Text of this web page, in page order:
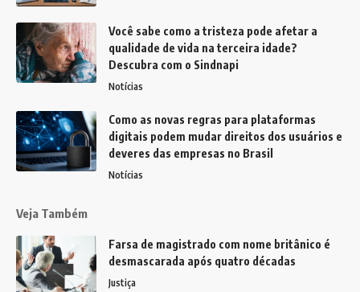
Você sabe como a tristeza pode afetar a
qualidade de vida na terceira idade?
Descubra com o Sindnapi
Notícias
Como as novas regras para plataformas
digitais podem mudar direitos dos usuários e
deveres das empresas no Brasil
Notícias
Veja Também
Farsa de magistrado com nome britânico é
desmascarada após quatro décadas
Justiça